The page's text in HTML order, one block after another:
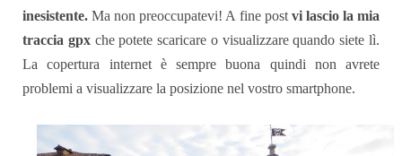
inesistente. Ma non preoccupatevi! A fine post vi lascio la mia
traccia gpxche potete scaricare o visualizzare quando siete lì.
La copertura internet èsempre buona quindi non avrete
problemi a visualizzare la posizione nel vostro smartphone.